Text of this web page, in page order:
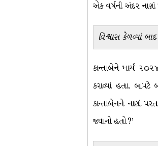
એક વર્ષની અંદર નાણાં
વિશ્વાસ કેળવ્યાં
કાન્તાબેને માર્ચ
કરાવ્યાં હતા.
કાન્તાબેનને નાણાં
જવાનો હતો?’